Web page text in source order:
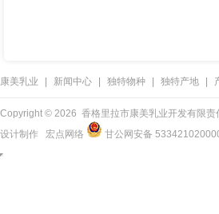
康美乳业 新闻中心 独特物种 独特产地
Copyright © 2026 香格里拉市康美乳业开发有限责
设计制作 宏点网络 甘公网安备